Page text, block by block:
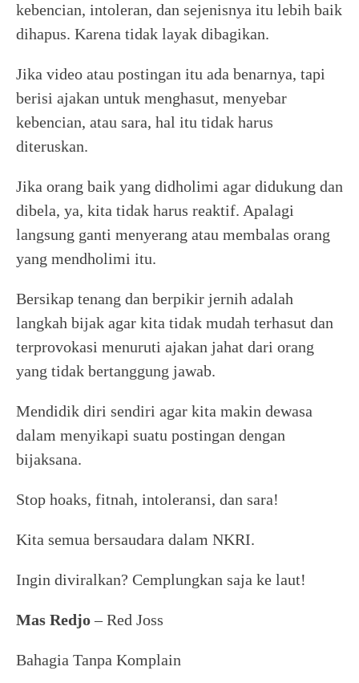
kebencian, intoleran, dan sejenisnya itu lebih baik
dihapus. Karena tidak layak dibagikan.
Jika video atau postingan itu ada benarnya, tapi
berisi ajakan untuk menghasut, menyebar
kebencian, atau sara, hal itu tidak harus
diteruskan.
Jika orang baik yang didholimi agar didukung dan
dibela, ya, kita tidak harus reaktif. Apalagi
langsung ganti menyerang atau membalas orang
yang mendholimi itu.
Bersikap tenang dan berpikir jernih adalah
langkah bijak agar kita tidak mudah terhasut dan
terprovokasi menuruti ajakan jahat dari orang
yang tidak bertanggung jawab.
Mendidik diri sendiri agar kita makin dewasa
dalam menyikapi suatu postingan dengan
bijaksana.
Stop hoaks, fitnah, intoleransi, dan sara!
Kita semua bersaudara dalam NKRI.
Ingin diviralkan? Cemplungkan saja ke laut!
Mas Redjo– Red Joss
Bahagia Tanpa Komplain